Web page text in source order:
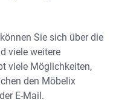
Sie sich über die
viele weitere
viele Möglichkeiten,
den Möbelix
E-Mail.